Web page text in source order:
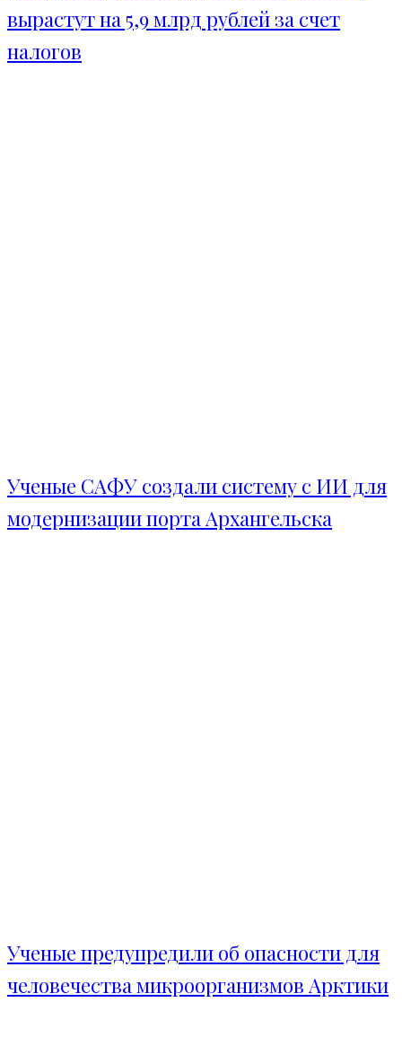
вырастут на 5,9 млрд рублей за счет
налогов
Ученые САФУ создали систему с ИИ для
модернизации порта Архангельска
Ученые предупредили об опасности для
человечества микроорганизмов Арктики